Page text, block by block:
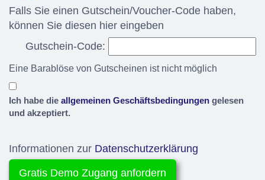
Falls Sie einen Gutschein/Voucher-Code haben,
können Sie diesen hier eingeben
Gutschein-Code:
Eine Barablöse von Gutscheinen ist nicht möglich
Ich habe die allgemeinen Geschäftsbedingungen gelesen
und akzeptiert.
Informationen zur Datenschutzerklärung